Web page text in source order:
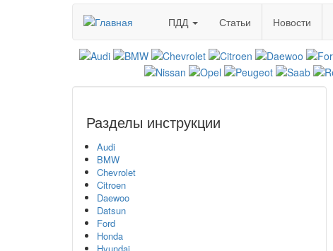
ПДД Статьи Новости
Разделы инструкции
Audi
BMW
Chevrolet
Citroen
Daewoo
Datsun
Ford
Honda
Hyundai